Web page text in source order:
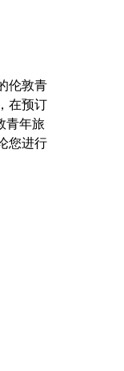
伦敦青
在预订
青年旅
您进行